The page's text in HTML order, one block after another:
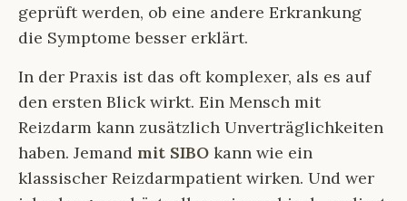
geprüft werden, ob eine andere Erkrankung
die Symptome besser erklärt.
In der Praxis ist das oft komplexer, als es auf
den ersten Blick wirkt. Ein Mensch mit
Reizdarm kann zusätzlich Unverträglichkeiten
haben. Jemand mit SIBO kann wie ein
klassischer Reizdarmpatient wirken. Und wer